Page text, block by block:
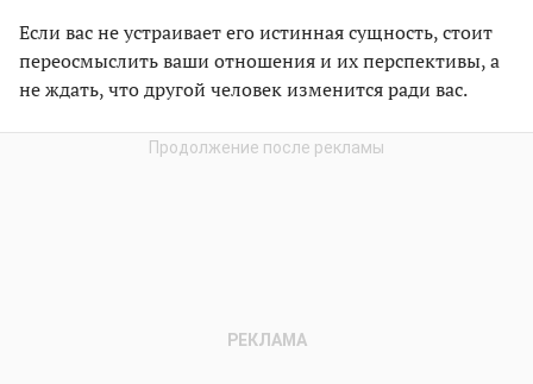
Если вас не устраивает его истинная сущность, стоит
переосмыслить ваши отношения и их перспективы, а
не ждать, что другой человек изменится ради вас.